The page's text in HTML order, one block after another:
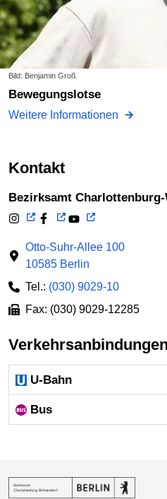
Bild: Benjamin Groß
Bewegungslotse
Weitere Informationen
Kontakt
Bezirksamt
Otto-Suhr-Allee 100
10585 Berlin
Tel.: (030) 9029-10
Fax: (030) 9029-12285
Verkehrsanbindungen
U-Bahn
Bus